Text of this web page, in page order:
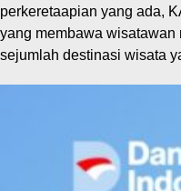
perkeretaapian yang ada,
yang membawa
sejumlah destinasi wisata